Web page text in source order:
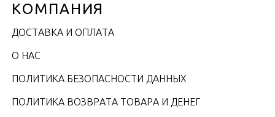
КОМПАНИЯ
ДОСТАВКА И ОПЛАТА
О НАС
ПОЛИТИКА БЕЗОПАСНОСТИ ДАННЫХ
ПОЛИТИКА ВОЗВРАТА ТОВАРА И ДЕНЕГ